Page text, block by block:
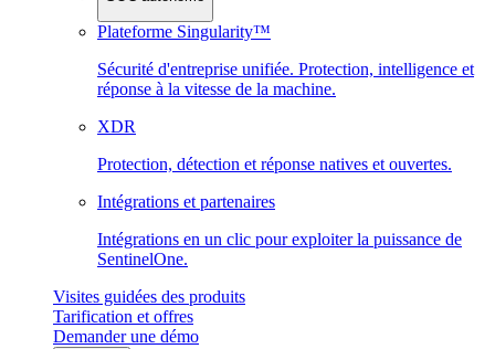
Plateforme Singularity™
Sécurité d'entreprise unifiée. Protection, intelligence et
réponse à la vitesse de la machine.
XDR
Protection, détection et réponse natives et ouvertes.
Intégrations et partenaires
Intégrations en un clic pour exploiter la puissance de
SentinelOne.
Visites guidées des produits
Tarification et offres
Demander une démo